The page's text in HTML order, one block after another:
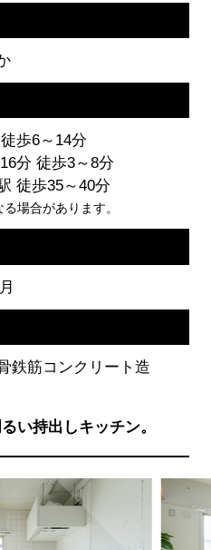
歩6～14分
分 徒歩3～8分
徒歩35～40分
場合があります。
鉄筋コンクリート造
い持出しキッチン。